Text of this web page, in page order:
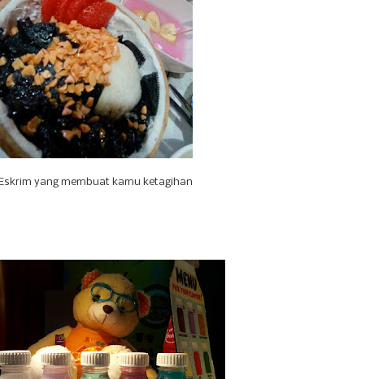
Eskrim yang membuat kamu ketagihan